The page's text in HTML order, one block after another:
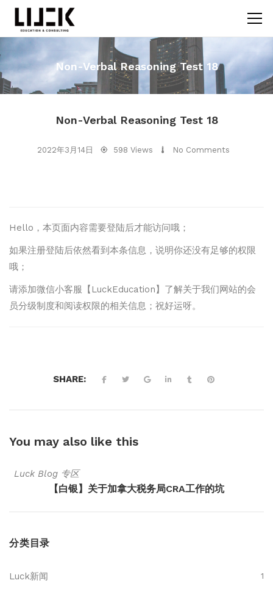
Non-Verbal Reasoning Test 18
Non-Verbal Reasoning Test 18
2022年3月14日 598 Views No Comments
Hello，本页面内容需要登陆后才能访问哦；
如果注册登陆后依然看到本条信息，说明你还没有足够的权限
哦；
请添加微信小客服【LuckEducation】了解关于我们网站的会
员分级制度和阅读权限的相关信息；祝好运呀。
SHARE:
You may also like this
Luck Blog 专区
【白银】关于加拿大税务局CRA工作的坑
分类目录
Luck新闻 1